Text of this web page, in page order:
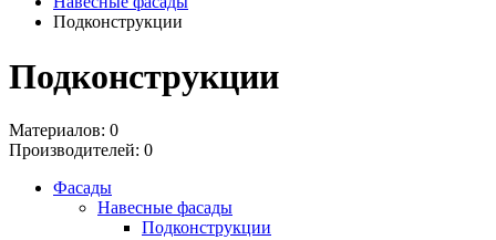
Подконструкции
Подконструкции
Материалов: 0
Производителей: 0
Фасады
Навесные фасады
Подконструкции